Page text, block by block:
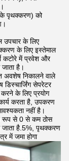
पृथक्करण) को
के लिए
के लिए इस्तेमाल
कटोरे में प्रवेश और
है।
अवशेष निकालने वाले
सेपरेटर
के लिए प्रयोग
करता है, उपकरण
नहीं है।
रूप से 0 से कम ठोस
जाता है.5%, पृथक्करण
में जमा होगा